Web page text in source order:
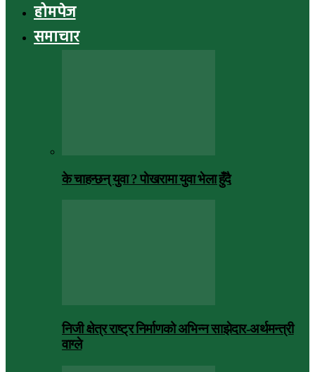
होमपेज
समाचार
के चाहन्छन् युवा ? पाेखरामा युवा भेला हुँदै
निजी क्षेत्र राष्ट्र निर्माणको अभिन्न साझेदार-अर्थमन्त्री
वाग्ले